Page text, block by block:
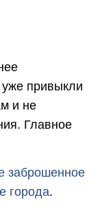
привыкли
и не
Главное
заброшенное
города.